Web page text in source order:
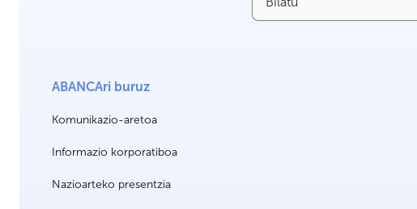
ABANCAri buruz
Komunikazio-aretoa
Informazio korporatiboa
Nazioarteko presentzia